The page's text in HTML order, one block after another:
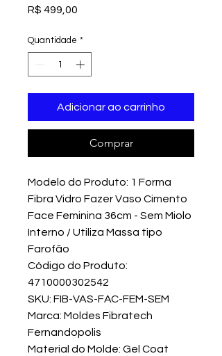
R$ 499,00
Quantidade *
Adicionar ao carrinho
Comprar
Modelo do Produto: 1 Forma
Fibra Vidro Fazer Vaso Cimento
Face Feminina 36cm - Sem Miolo
Interno / Utiliza Massa tipo
Farofão
Código do Produto:
4710000302542
SKU: FIB-VAS-FAC-FEM-SEM
Marca: Moldes Fibratech
Fernandopolis
Material do Molde: Gel Coat